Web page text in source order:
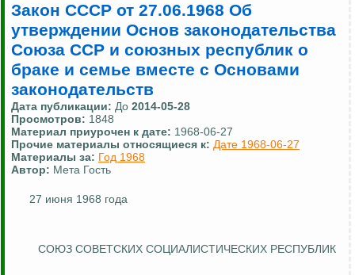
Закон СССР от 27.06.1968 Об
утверждении Основ законодательства
Союза ССР и союзных республик о
браке и семье вместе с Основами
законодательств
Дата публикации: До 2014-05-28
Просмотров: 1848
Материал приурочен к дате: 1968-06-27
Прочие материалы относящиеся к: Дате 1968-06-27
Материалы за: Год 1968
Автор: Мета Гость
27 июня 1968 года
СОЮЗ СОВЕТСКИХ СОЦИАЛИСТИЧЕСКИХ РЕСПУБЛИК